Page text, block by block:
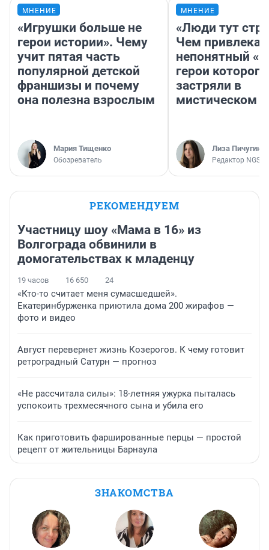
МНЕНИЕ
«Игрушки больше не
герои истории». Чему
учит пятая часть
популярной детской
франшизы и почему
она полезна взрослым
Мария Тищенко
Обозреватель
МНЕНИЕ
«Люди тут
Чем
непонятный
герои которого
застряли в
мистическом
Лиза Пичугина
Редактор
РЕКОМЕНДУЕМ
Участницу шоу «Мама в 16» из
Волгограда обвинили в
домогательствах к младенцу
19 часов 16 650 24
«Кто-то считает меня сумасшедшей».
Екатеринбурженка приютила дома 200 жирафов —
фото и видео
Август перевернет жизнь Козерогов. К чему готовит
ретроградный Сатурн — прогноз
«Не рассчитала силы»: 18-летняя ужурка пыталась
успокоить трехмесячного сына и убила его
Как приготовить фаршированные перцы — простой
рецепт от жительницы Барнаула
ЗНАКОМСТВА